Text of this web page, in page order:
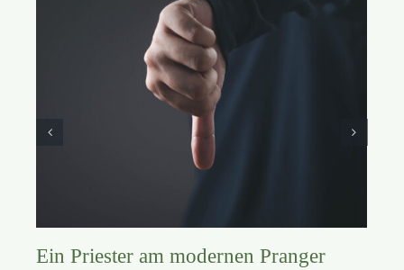
Ein Priester am modernen Pranger